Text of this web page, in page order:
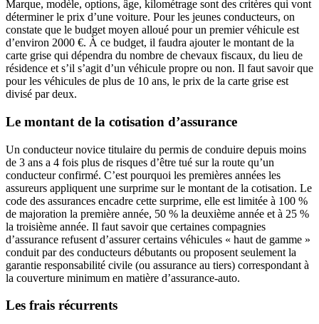
Marque, modèle, options, âge, kilométrage sont des critères qui vont
déterminer le prix d’une voiture. Pour les jeunes conducteurs, on
constate que le budget moyen alloué pour un premier véhicule est
d’environ 2000 €. À ce budget, il faudra ajouter le montant de la
carte grise qui dépendra du nombre de chevaux fiscaux, du lieu de
résidence et s’il s’agit d’un véhicule propre ou non. Il faut savoir que
pour les véhicules de plus de 10 ans, le prix de la carte grise est
divisé par deux.
Le montant de la cotisation d’assurance
Un conducteur novice titulaire du permis de conduire depuis moins
de 3 ans a 4 fois plus de risques d’être tué sur la route qu’un
conducteur confirmé. C’est pourquoi les premières années les
assureurs appliquent une surprime sur le montant de la cotisation. Le
code des assurances encadre cette surprime, elle est limitée à 100 %
de majoration la première année, 50 % la deuxième année et à 25 %
la troisième année. Il faut savoir que certaines compagnies
d’assurance refusent d’assurer certains véhicules « haut de gamme »
conduit par des conducteurs débutants ou proposent seulement la
garantie responsabilité civile (ou assurance au tiers) correspondant à
la couverture minimum en matière d’assurance-auto.
Les frais récurrents